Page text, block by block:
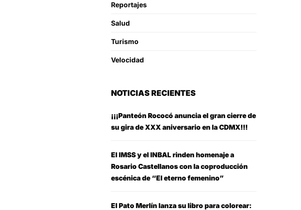
Reportajes
Salud
Turismo
Velocidad
NOTICIAS RECIENTES
¡¡¡Panteón Rococó anuncia el gran cierre de
su gira de XXX aniversario en la CDMX!!!
El IMSS y el INBAL rinden homenaje a
Rosario Castellanos con la coproducción
escénica de “El eterno femenino”
El Pato Merlín lanza su libro para colorear: